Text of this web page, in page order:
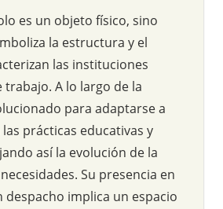
es un objeto físico, sino
la estructura y el
las instituciones
trabajo. A lo largo de la
para adaptarse a
prácticas educativas y
así la evolución de la
Su presencia en
despacho implica un espacio